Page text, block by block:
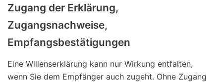
Zugang der Erklärung,
Zugangsnachweise,
Empfangsbestätigungen
Eine Willenserklärung kann nur Wirkung entfalten,
wenn Sie dem Empfänger auch zugeht. Ohne Zugang